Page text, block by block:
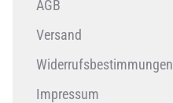
AGB
Versand
Widerrufsbestimmungen
Impressum